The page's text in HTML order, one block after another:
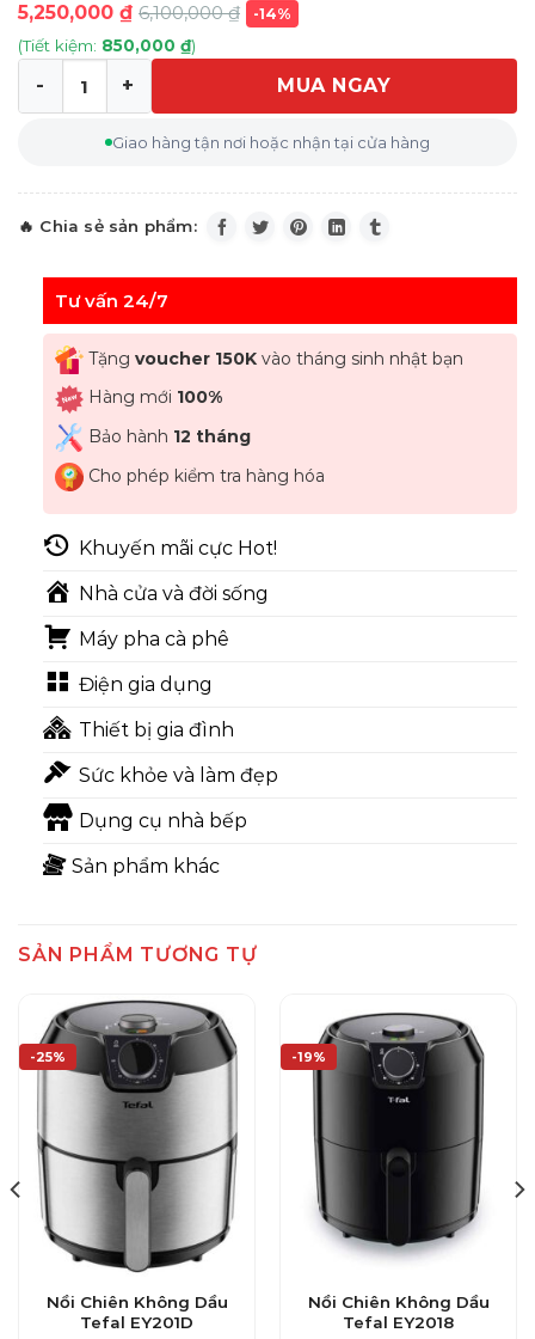
5,250,000 ₫ 6,100,000₫ -14%
(Tiết kiệm: 850,000 ₫)
Nồi Chiên Không Dầu Tefal FZ7228 - Made in France số
MUA NGAY
Giao hàng tận nơi hoặc nhận tại cửa hàng
Tư vấn 24/7
Tặng voucher 150Kvào tháng sinh nhật bạn
Hàng mới 100%
Bảo hành 12 tháng
Cho phép kiểm tra hàng hóa
Khuyến mãi cực Hot!
Nhà cửa và đời sống
Máy pha cà phê
Điện gia dụng
Thiết bị gia đình
Sức khỏe và làm đẹp
Dụng cụ nhà bếp
Sản phẩm khác
SẢN PHẨM TƯƠNG TỰ
-25%
Nồi Chiên Không Dầu
Tefal EY201D
-19%
Nồi Chiên Không Dầu
Tefal EY2018